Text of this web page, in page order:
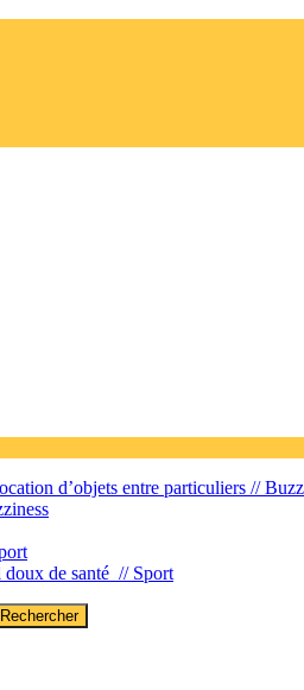
d’objets entre particuliers //
de santé // Sport